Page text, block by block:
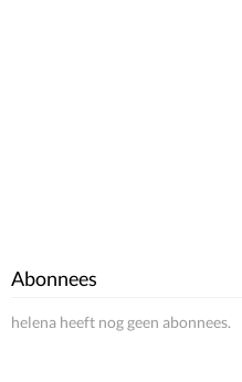
Abonnees
helena heeft nog geen abonnees.